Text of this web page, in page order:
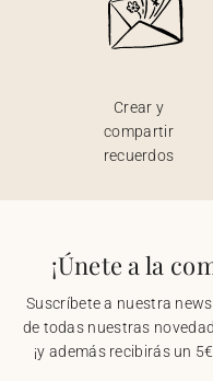
Crear y
compartir
recuerdos
¡Únete a la
Suscríbete a nuestra
de todas nuestras
¡y además recibirás un